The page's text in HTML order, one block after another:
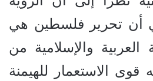
أن تحرير فلسطين هي
العربية والإسلامية من
الاستعمار للهيمنة